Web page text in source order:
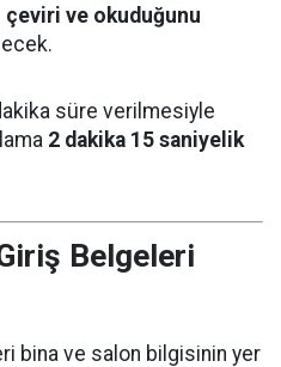
ve okuduğunu
süre verilmesiyle
2 dakika 15 saniyelik
Belgeleri
bina ve salon bilgisinin yer